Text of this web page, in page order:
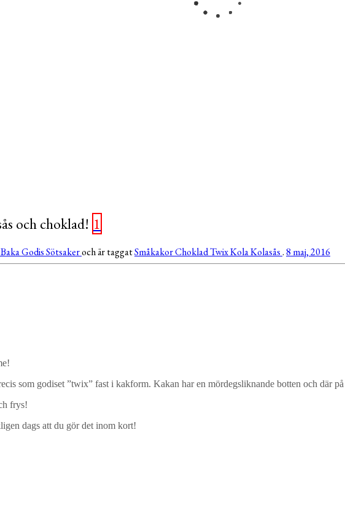
och choklad! 1
BakaGodisSötsakeroch är taggatSmåkakorChokladTwixKolaKolasås.8 maj, 2016
som godiset ”twix” fast i kakform. Kakan har en mördegsliknande botten och där
frys!
dags att du gör det inom kort!